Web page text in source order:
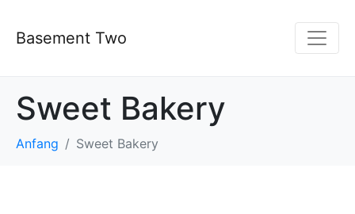
Basement Two
Sweet Bakery
Anfang Sweet Bakery